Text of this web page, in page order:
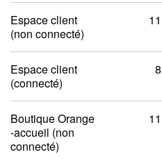
Espace client
(non connecté)
11
Espace client
(connecté)
8
Boutique Orange
-accueil (non
connecté)
11